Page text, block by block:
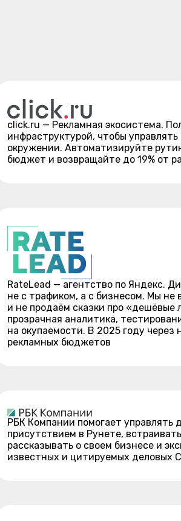
click.ru — Рекламная экосистема.
инфраструктурой, чтобы
окружении. Автоматизируйте
бюджет и возвращайте до 19% от
РБК Компании помогает управлять
присутствием в Рунете,
рассказывать о своем бизнесе и
известных и цитируемых деловых
RateLead — агентство по Яндекс.
не с трафиком, а с бизнесом. Мы не
и не продаём сказки про «дешёвые
прозрачная аналитика,
на окупаемости. В 2025 году
рекламных бюджетов